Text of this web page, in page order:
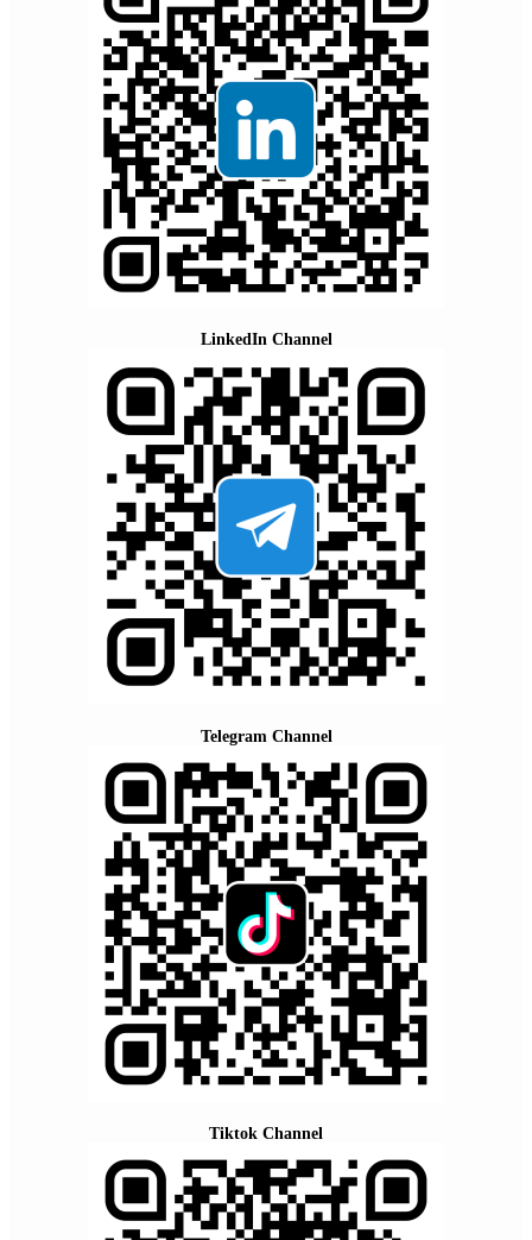
LinkedIn Channel
Telegram Channel
Tiktok Channel